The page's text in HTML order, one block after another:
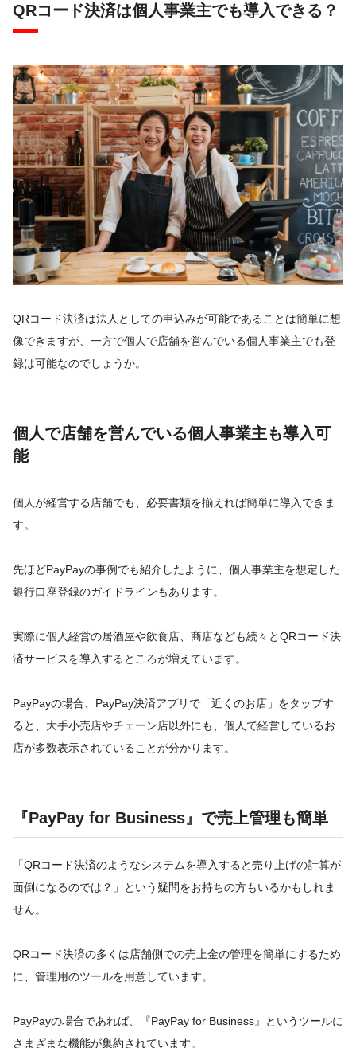
QRコード決済は個人事業主でも導入できる？
QRコード決済は法人としての申込みが可能であることは簡単に想
像できますが、一方で個人で店舗を営んでいる個人事業主でも登
録は可能なのでしょうか。
個人で店舗を営んでいる個人事業主も導入可
能
個人が経営する店舗でも、必要書類を揃えれば簡単に導入できま
す。
先ほどPayPayの事例でも紹介したように、個人事業主を想定した
銀行口座登録のガイドラインもあります。
実際に個人経営の居酒屋や飲食店、商店なども続々とQRコード決
済サービスを導入するところが増えています。
PayPayの場合、PayPay決済アプリで「近くのお店」をタップす
ると、大手小売店やチェーン店以外にも、個人で経営しているお
店が多数表示されていることが分かります。
『PayPay for Business』で売上管理も簡単
「QRコード決済のようなシステムを導入すると売り上げの計算が
面倒になるのでは？」という疑問をお持ちの方もいるかもしれま
せん。
QRコード決済の多くは店舗側での売上金の管理を簡単にするため
に、管理用のツールを用意しています。
PayPayの場合であれば、『PayPay for Business』というツールに
さまざまな機能が集約されています。